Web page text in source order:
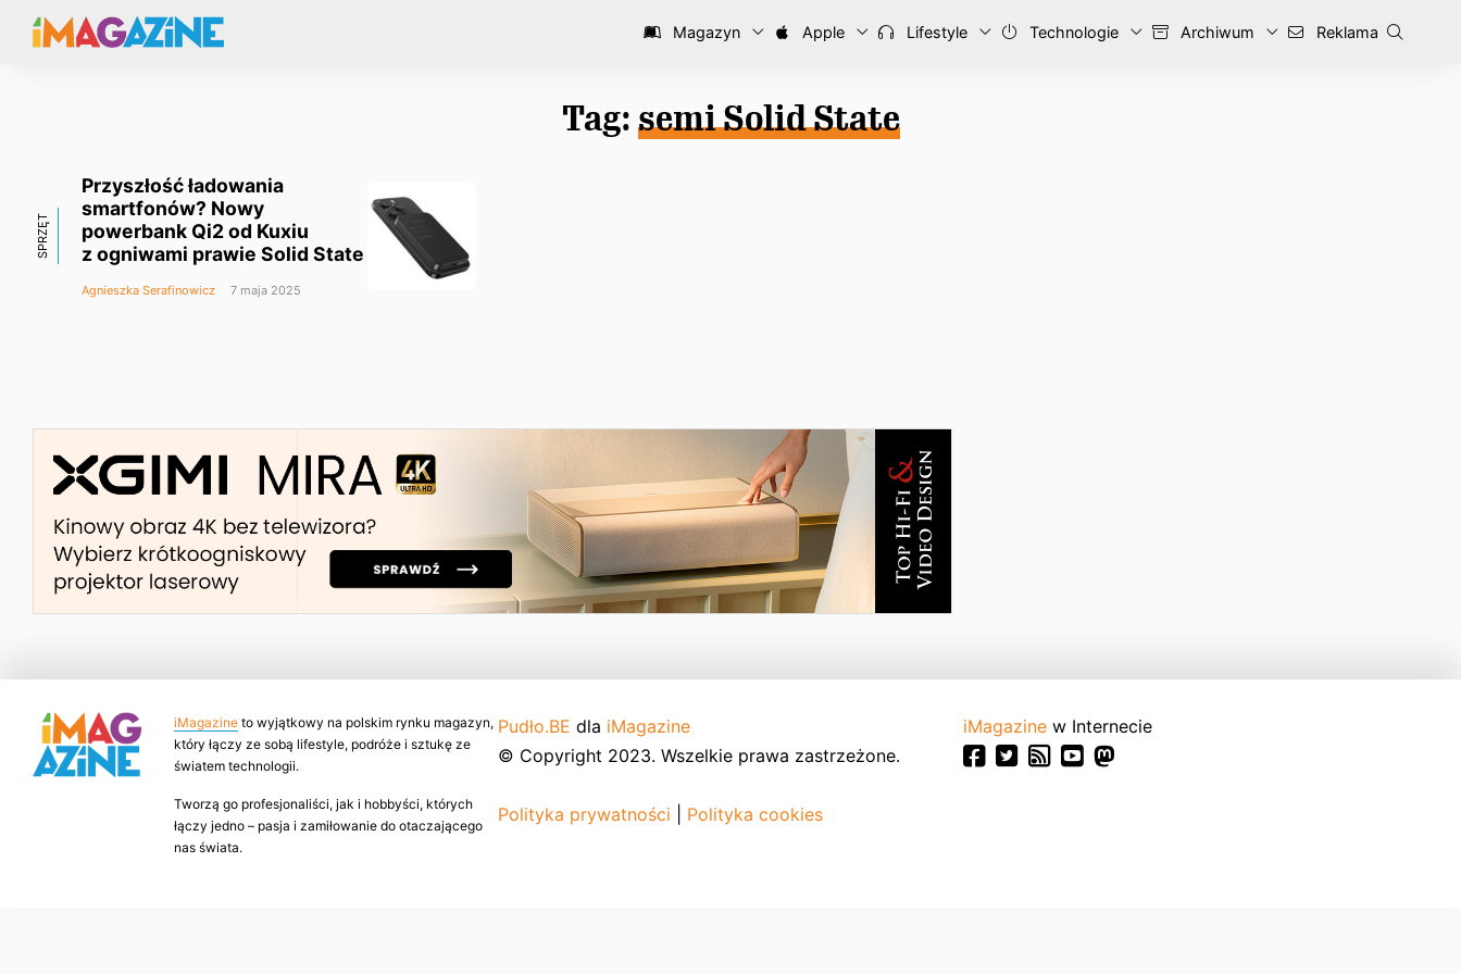
Magazyn Apple Lifestyle Technologie Archiwum Reklama
Tag: semi Solid State
SPRZĘT
Przyszłość ładowania
smartfonów? Nowy
powerbank Qi2 od Kuxiu
z ogniwami prawie Solid State
Agnieszka Serafinowicz 7 maja 2025
iMagazine to wyjątkowy na polskim rynku magazyn,
który łączy ze sobą lifestyle, podróże i sztukę ze
światem technologii.
Tworzą go profesjonaliści, jak i hobbyści, których
łączy jedno – pasja i zamiłowanie do otaczającego
nas świata.
Pudło.BE dla iMagazine
© Copyright 2023. Wszelkie prawa zastrzeżone.
Polityka prywatności Polityka cookies
iMagazine w Internecie